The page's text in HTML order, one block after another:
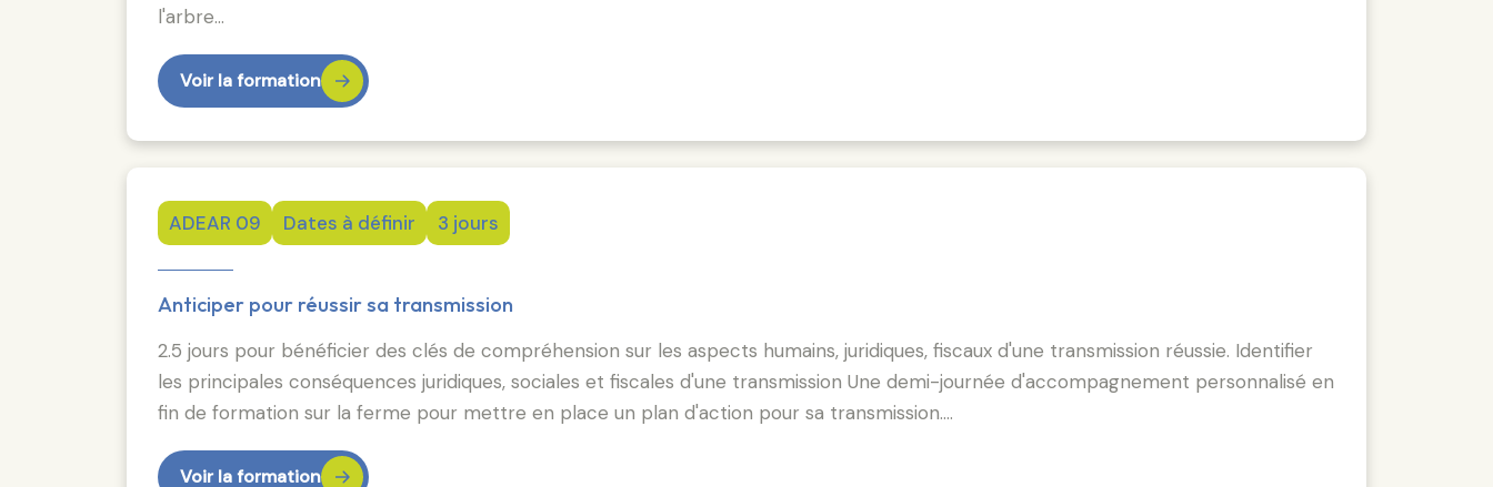
l'arbre…
Voir la formation
ADEAR 09 Dates à définir 3 jours
Anticiper pour réussir sa transmission
2.5 jours pour bénéficier des clés de compréhension sur les aspects humains, juridiques, fiscaux d'une transmission réussie. Identifier
les principales conséquences juridiques, sociales et fiscales d'une transmission Une demi-journée d'accompagnement personnalisé en
fin de formation sur la ferme pour mettre en place un plan d'action pour sa transmission.…
Voir la formation